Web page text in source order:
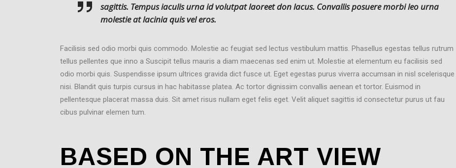
sagittis. Tempus iaculis urna id volutpat laoreet don lacus. Convallis posuere morbi leo urna
molestie at lacinia quis vel eros.
Facilisis sed odio morbi quis commodo. Molestie ac feugiat sed lectus vestibulum mattis. Phasellus egestas tellus rutrum
tellus pellentes que inno a Suscipit tellus mauris a diam maecenas sed enim ut. Molestie at elementum eu facilisis sed
odio morbi quis. Suspendisse ipsum ultrices gravida dict fusce ut. Eget egestas purus viverra accumsan in nisl scelerisque
nisi. Blandit quis turpis cursus in hac habitasse platea. Ac tortor dignissim convallis aenean et tortor. Euismod in
pellentesque placerat massa duis. Sit amet risus nullam eget felis eget. Velit aliquet sagittis id consectetur purus ut fau
cibus pulvinar elemen tum.
BASED ON THE ART VIEW